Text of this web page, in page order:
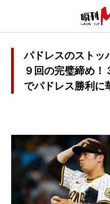
パドレスのストッ
９回の完璧締め！
でパドレス勝利に